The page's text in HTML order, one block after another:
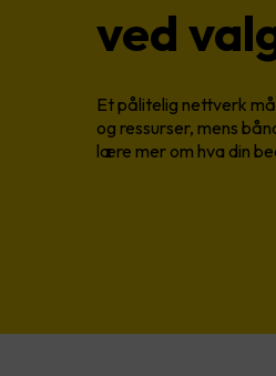
ved
Et pålitelig nettverk
og ressurser, mens
lære mer om hva din